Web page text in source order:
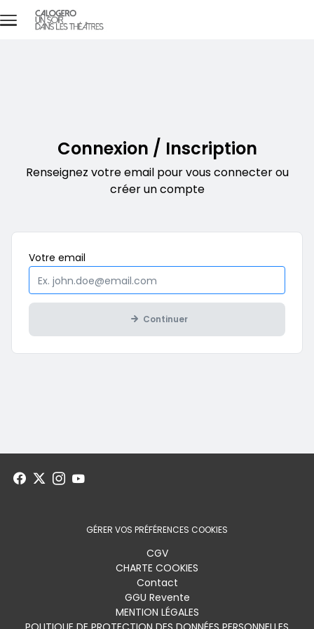
Aller au contenu principal
Connexion / Inscription
Renseignez votre email pour vous connecter ou
créer un compte
Votre email
Continuer
GÉRER VOS PRÉFÉRENCES COOKIES
CGV
CHARTE COOKIES
Contact
GGU Revente
MENTION LÉGALES